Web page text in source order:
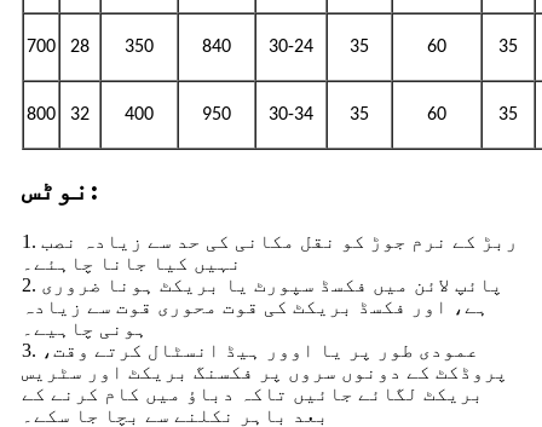
700 28 350 840 30-24 35 60 35
800 32 400 950 30-34 35 60 35
نوٹس:
1. ربڑ کے نرم جوڑ کو نقل مکانی کی حد سے زیادہ نصب
نہیں کیا جانا چاہئے۔
2. پائپ لائن میں فکسڈ سپورٹ یا بریکٹ ہونا ضروری
ہے، اور فکسڈ بریکٹ کی قوت محوری قوت سے زیادہ
ہونی چاہیے۔
3. عمودی طور پر یا اوور ہیڈ انسٹال کرتے وقت،
پروڈکٹ کے دونوں سروں پر فکسنگ بریکٹ اور سٹریس
بریکٹ لگائے جائیں تاکہ دباؤ میں کام کرنے کے
بعد باہر نکلنے سے بچا جا سکے۔